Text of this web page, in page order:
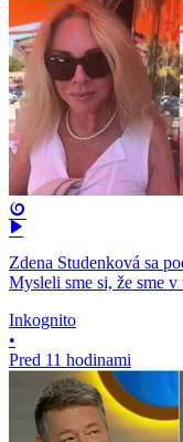
Zdena Studenková sa
Mysleli sme si, že sme v
Inkognito
•
Pred 11 hodinami